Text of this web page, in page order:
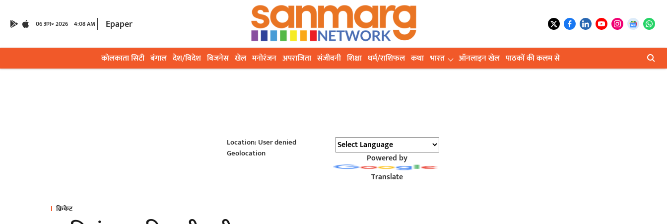
06 अग॰ 2026 4:08 AM Epaper
कोलकाता सिटी बंगाल देश/विदेश बिजनेस खेल मनोरंजन अपराजिता संजीवनी शिक्षा धर्म/राशिफल कथा भारत ऑनलाइन खेल पाठकों की कलम से
Location: User denied
Geolocation
Powered by
Translate
क्रिकेट